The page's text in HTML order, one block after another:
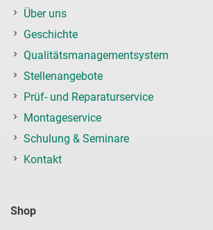
Über uns
Geschichte
Qualitätsmanagementsystem
Stellenangebote
Prüf- und Reparaturservice
Montageservice
Schulung & Seminare
Kontakt
Shop